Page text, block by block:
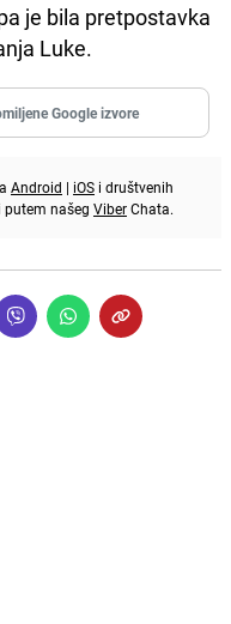
je bila pretpostavka
Luke.
Google izvore
Android | iOS i društvenih
putem našeg ViberChata.